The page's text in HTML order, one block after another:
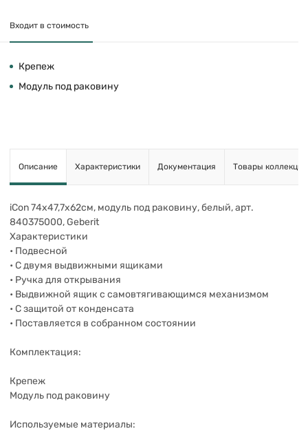
Входит в стоимость
Крепеж
Модуль под раковину
Описание Характеристики Документация Товары коллекции
iCon 74х47,7х62см, модуль под раковину, белый, арт.
840375000, Geberit
Характеристики
• Подвесной
• С двумя выдвижными ящиками
• Ручка для открывания
• Выдвижной ящик с самовтягивающимся механизмом
• С защитой от конденсата
• Поставляется в собранном состоянии
Комплектация:
Крепеж
Модуль под раковину
Используемые материалы: